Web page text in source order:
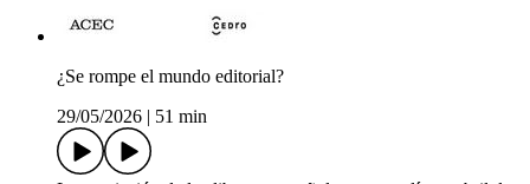
¿Se rompe el mundo editorial?
29/05/2026
51 min